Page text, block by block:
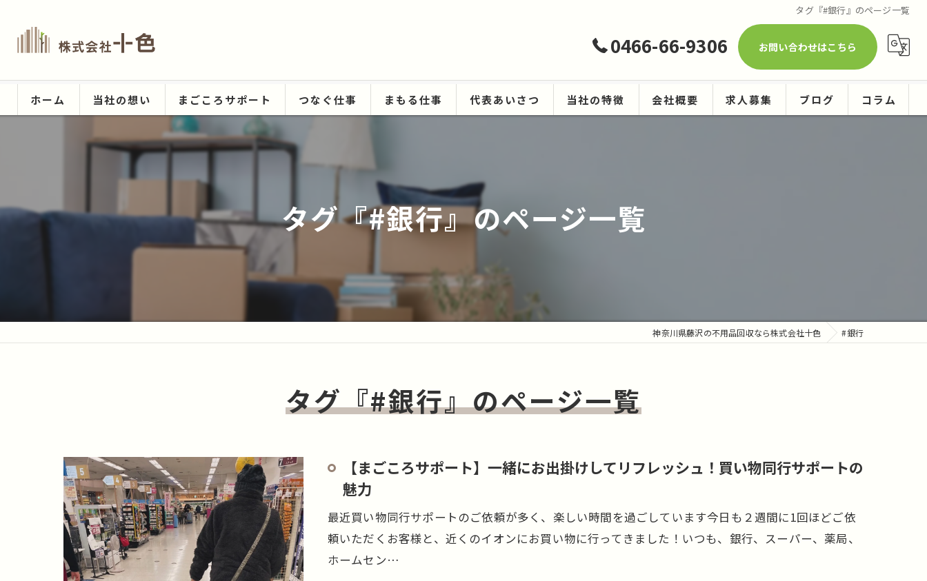
タグ『#銀行』のページ一覧
0466-66-9306 お問い合わせはこちら
ホーム 当社の想い まごころサポート つなぐ仕事 まもる仕事 代表あいさつ 当社の特徴
生前整理
会社概要 求人募集 ブログ コラム
タグ『#銀行』のページ一覧
神奈川県藤沢の不用品回収なら株式会社十色 #銀行
タグ『#銀行』のページ一覧
【まごころサポート】一緒にお出掛けしてリフレッシュ！買い物同行サポートの
魅力
最近買い物同行サポートのご依頼が多く、楽しい時間を過ごしています今日も２週間に1回ほどご依
頼いただくお客様と、近くのイオンにお買い物に行ってきました！いつも、銀行、スーパー、薬局、
ホームセン…